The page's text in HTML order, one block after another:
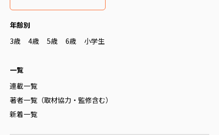
年齢別
3歳
4歳 5歳 6歳 小学生
一覧
連載一覧
著者一覧（取材協力・監修含む）
新着一覧